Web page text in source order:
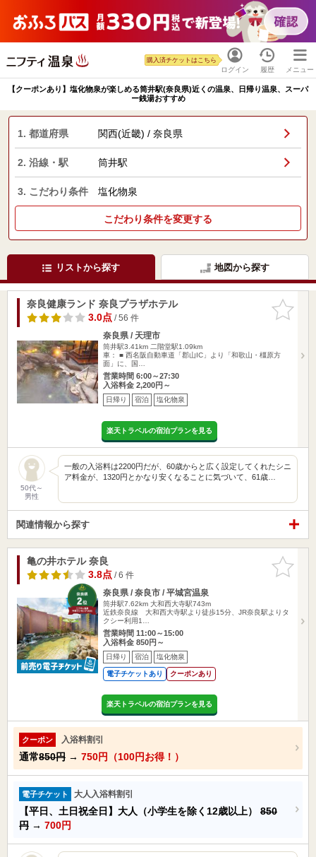
ログイン
購入済チケットはこちら
履歴 メニュー
【クーポンあり】塩化物泉が楽しめる筒井駅(奈良県)近くの温泉、日帰り温泉、スーパ
ー銭湯おすすめ
1. 都道府県 関西(近畿) / 奈良県
2. 沿線・駅 筒井駅
3. こだわり条件 塩化物泉
こだわり条件を変更する
リストから探す 地図から探す
お気に入
りに追加
奈良健康ランド 奈良プラザホテル
3.0点/ 56 件
奈良県 / 天理市
筒井駅3.41km 二階堂駅1.09km
車： ■ 西名阪自動車道「郡山IC」より「和歌山・橿原方
面」に、国…
営業時間 6:00～27:30
入浴料金 2,200円～
日帰り 宿泊 塩化物泉
楽天トラベルの宿泊プランを見る
50代～
男性
一般の入浴料は2200円だが、60歳からと広く設定してくれたシニ
ア料金が、1320円とかなり安くなることに気づいて、61歳…
関連情報から探す
お気に入
りに追加
亀の井ホテル 奈良
3.8点/ 6 件
奈良県 / 奈良市 / 平城宮温泉
筒井駅7.62km 大和西大寺駅743m
近鉄奈良線 大和西大寺駅より徒歩15分、JR奈良駅よりタ
クシー利用1…
営業時間 11:00～15:00
入浴料金 850円～
日帰り 宿泊 塩化物泉
電子チケットあり クーポンあり
楽天トラベルの宿泊プランを見る
クーポン 入浴料割引
通常850円 → 750円（100円お得！）
電子チケット 大人入浴料割引
【平日、土日祝全日】大人（小学生を除く12歳以上） 850
円 → 700円